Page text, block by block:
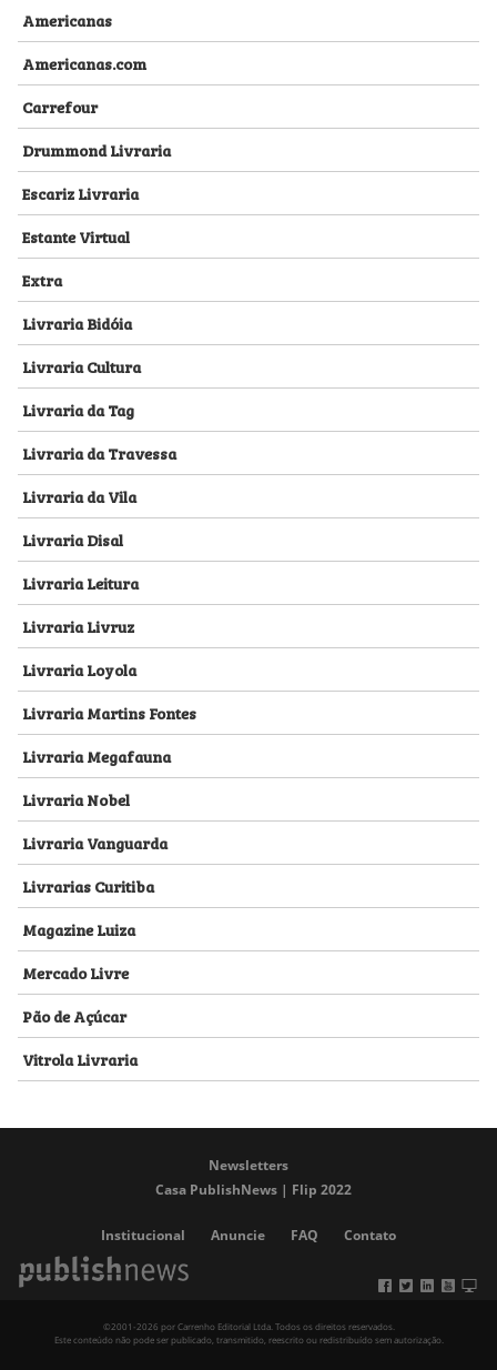
Americanas
Americanas.com
Carrefour
Drummond Livraria
Escariz Livraria
Estante Virtual
Extra
Livraria Bidóia
Livraria Cultura
Livraria da Tag
Livraria da Travessa
Livraria da Vila
Livraria Disal
Livraria Leitura
Livraria Livruz
Livraria Loyola
Livraria Martins Fontes
Livraria Megafauna
Livraria Nobel
Livraria Vanguarda
Livrarias Curitiba
Magazine Luiza
Mercado Livre
Pão de Açúcar
Vitrola Livraria
Newsletters
Casa PublishNews | Flip 2022
Institucional Anuncie FAQ Contato
©2001-2026 por Carrenho Editorial Ltda. Todos os direitos reservados.
Este conteúdo não pode ser publicado, transmitido, reescrito ou redistribuído sem autorização.